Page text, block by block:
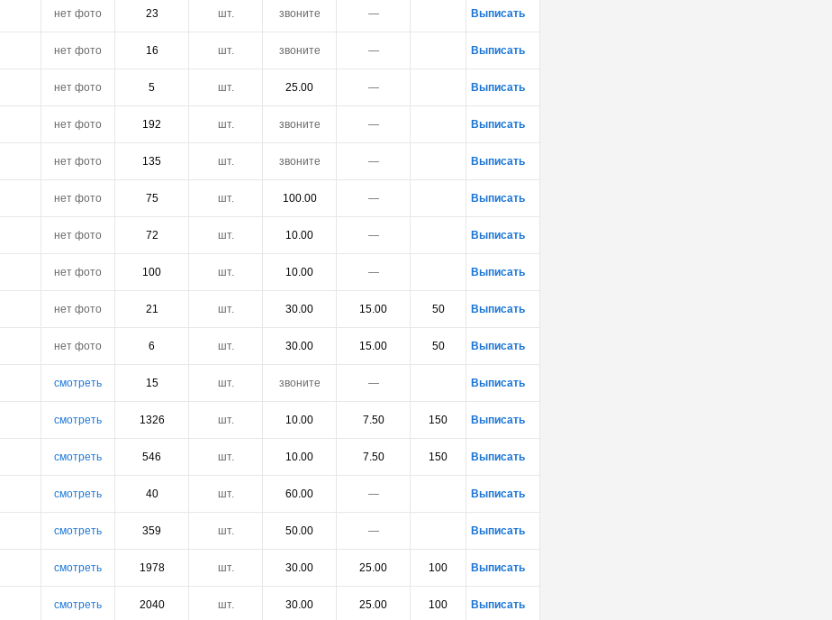
нет фото 23 шт. звоните ― Выписать
нет фото 16 шт. звоните ― Выписать
нет фото 5 шт. 25.00 ― Выписать
нет фото 192 шт. звоните ― Выписать
нет фото 135 шт. звоните ― Выписать
нет фото 75 шт. 100.00 ― Выписать
нет фото 72 шт. 10.00 ― Выписать
нет фото 100 шт. 10.00 ― Выписать
нет фото 21 шт. 30.00 15.00 50 Выписать
нет фото 6 шт. 30.00 15.00 50 Выписать
смотреть 15 шт. звоните ― Выписать
смотреть 1326 шт. 10.00 7.50 150 Выписать
смотреть 546 шт. 10.00 7.50 150 Выписать
смотреть 40 шт. 60.00 ― Выписать
смотреть 359 шт. 50.00 ― Выписать
смотреть 1978 шт. 30.00 25.00 100 Выписать
смотреть 2040 шт. 30.00 25.00 100 Выписать